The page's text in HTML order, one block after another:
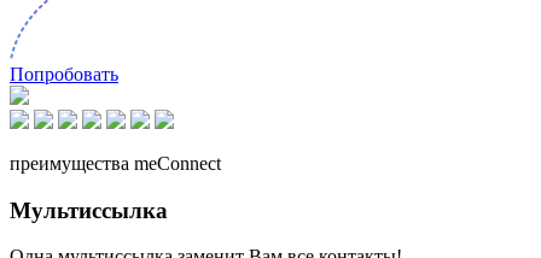
Попробовать
преимущества meConnect
Мультиссылка